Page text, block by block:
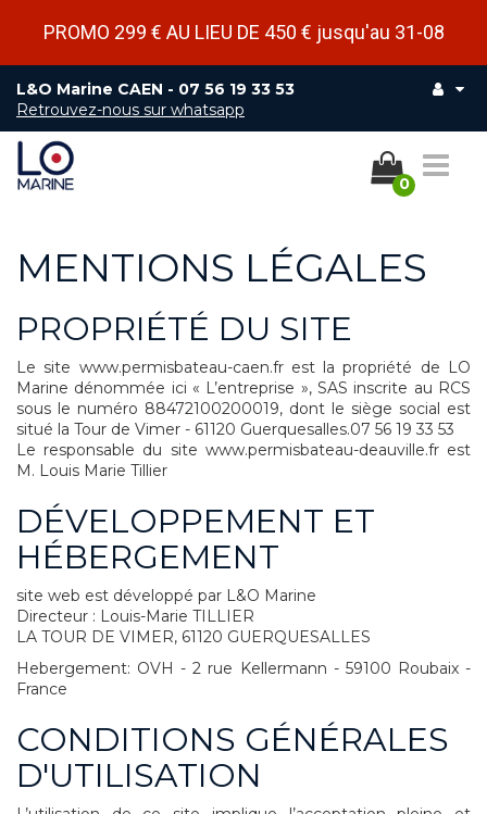
PROMO 299 € AU LIEU DE 450 € jusqu'au 31-08
L&O Marine CAEN - 07 56 19 33 53
Retrouvez-nous sur whatsapp
0
MENTIONS LÉGALES
PROPRIÉTÉ DU SITE
Le site www.permisbateau-caen.fr est la propriété de LO
Marine dénommée ici « L’entreprise », SAS inscrite au RCS
sous le numéro 88472100200019, dont le siège social est
situé la Tour de Vimer - 61120 Guerquesalles.07 56 19 33 53
Le responsable du site www.permisbateau-deauville.fr est
M. Louis Marie Tillier
DÉVELOPPEMENT ET
HÉBERGEMENT
site web est développé par L&O Marine
Directeur : Louis-Marie TILLIER
LA TOUR DE VIMER, 61120 GUERQUESALLES
Hebergement: OVH - 2 rue Kellermann - 59100 Roubaix -
France
CONDITIONS GÉNÉRALES
D'UTILISATION